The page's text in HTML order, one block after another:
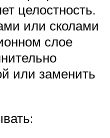
целостность.
или сколами
слое
или заменить